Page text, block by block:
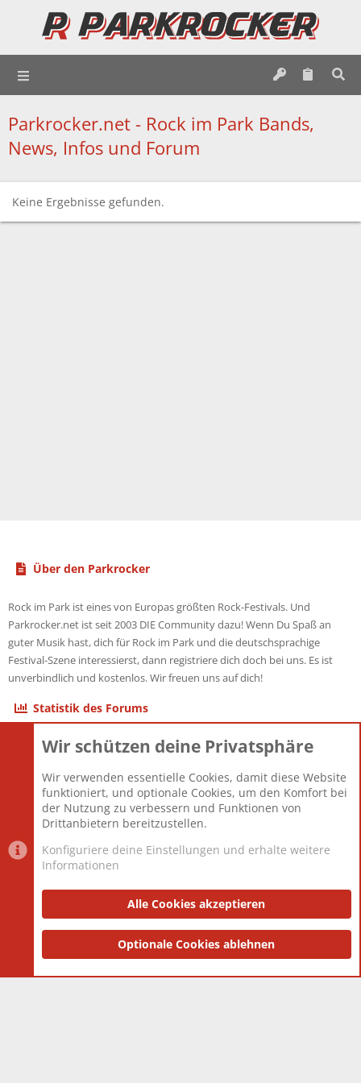
Parkrocker.net - Rock im Park Bands,
News, Infos und Forum
Keine Ergebnisse gefunden.
Über den Parkrocker
Rock im Park ist eines von Europas größten Rock-Festivals. Und
Parkrocker.net ist seit 2003 DIE Community dazu! Wenn Du Spaß an
guter Musik hast, dich für Rock im Park und die deutschsprachige
Festival-Szene interessierst, dann registriere dich doch bei uns. Es ist
unverbindlich und kostenlos. Wir freuen uns auf dich!
Statistik des Forums
Themen
Mitglieder
12.425
Neuestes Mitglied
Toddster85
Datenschutzerklärung Impressum
Community platform by XenForo® © 2010-2025 XenForo Ltd.
and add-ons by ThemeHouse
Wir schützen deine Privatsphäre
Wir verwenden essentielle Cookies, damit diese Website
funktioniert, und optionale Cookies, um den Komfort bei
der Nutzung zu verbessern und Funktionen von
Drittanbietern bereitzustellen.
Konfiguriere deine Einstellungen und erhalte weitere
Informationen
Alle Cookies akzeptieren
Optionale Cookies ablehnen